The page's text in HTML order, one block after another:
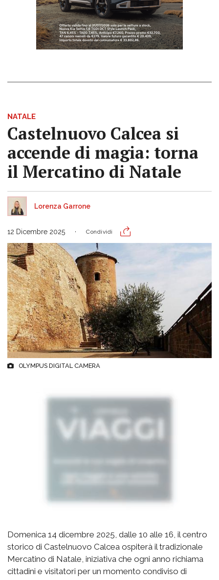
NATALE
Castelnuovo Calcea si
accende di magia: torna
il Mercatino di Natale
Lorenza Garrone
12 Dicembre 2025 Condividi
OLYMPUS DIGITAL CAMERA
Domenica 14 dicembre 2025, dalle 10 alle 16, il centro
storico di Castelnuovo Calcea ospiterà il tradizionale
Mercatino di Natale, iniziativa che ogni anno richiama
cittadini e visitatori per un momento condiviso di